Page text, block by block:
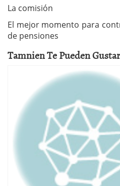
La comisión
El mejor momento para
de pensiones
Tamnien Te Pueden